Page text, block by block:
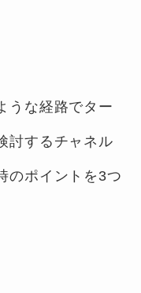
うな経路でター
討するチャネル
のポイントを3つ